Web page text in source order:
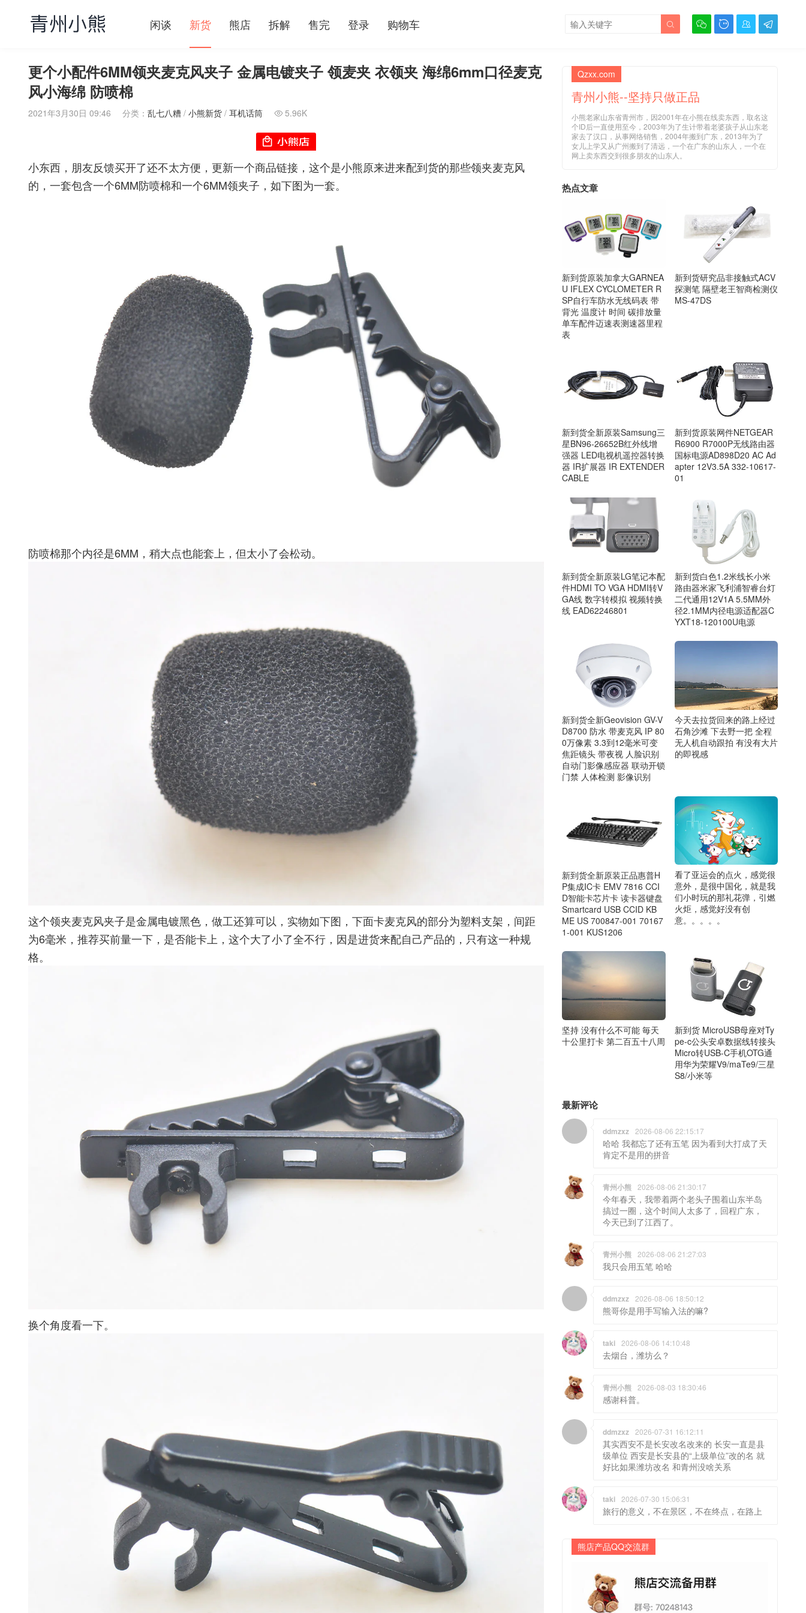
闲谈 新货 熊店 拆解 售完 登录 购物车    

更个小配件6MM领夹麦克风夹子 金属电镀夹子 领麦夹 衣领夹 海绵6mm口径麦克
风小海绵 防喷棉
2021年3月30日 09:46 分类： 乱七八糟 / 小熊新货 / 耳机话筒  5.96K
小东西，朋友反馈买开了还不太方便，更新一个商品链接，这个是小熊原来进来配到货的那些领夹麦克风
的，一套包含一个6MM防喷棉和一个6MM领夹子，如下图为一套。
防喷棉那个内径是6MM，稍大点也能套上，但太小了会松动。
这个领夹麦克风夹子是金属电镀黑色，做工还算可以，实物如下图，下面卡麦克风的部分为塑料支架，间距
为6毫米，推荐买前量一下，是否能卡上，这个大了小了全不行，因是进货来配自己产品的，只有这一种规
格。
换个角度看一下。
Qzxx.com
青州小熊--坚持只做正品
小熊老家山东省青州市，因2001年在小熊在线卖东西，取名这
个ID后一直使用至今，2003年为了生计带着老婆孩子从山东老
家去了汉口，从事网络销售，2004年搬到广东，2013年为了
女儿上学又从广州搬到了清远，一个在广东的山东人，一个在
网上卖东西交到很多朋友的山东人。
热点文章
新到货原装加拿大GARNEA
U IFLEX CYCLOMETER R
SP自行车防水无线码表 带
背光 温度计 时间 碳排放量
单车配件迈速表测速器里程
表
新到货研究品非接触式ACV
探测笔 隔壁老王智商检测仪
MS-47DS
新到货全新原装Samsung三
星BN96-26652B红外线增
强器 LED电视机遥控器转换
器 IR扩展器 IR EXTENDER
CABLE
新到货原装网件NETGEAR
R6900 R7000P无线路由器
国标电源AD898D20 AC Ad
apter 12V3.5A 332-10617-
01
新到货全新原装LG笔记本配
件HDMI TO VGA HDMI转V
GA线 数字转模拟 视频转换
线 EAD62246801
新到货白色1.2米线长小米
路由器米家飞利浦智睿台灯
二代通用12V1A 5.5MM外
径2.1MM内径电源适配器C
YXT18-120100U电源
新到货全新Geovision GV-V
D8700 防水 带麦克风 IP 80
0万像素 3.3到12毫米可变
焦距镜头 带夜视 人脸识别
自动门影像感应器 联动开锁
门禁 人体检测 影像识别
今天去拉货回来的路上经过
石角沙滩 下去野一把 全程
无人机自动跟拍 有没有大片
的即视感
新到货全新原装正品惠普H
P集成IC卡 EMV 7816 CCI
D智能卡芯片卡 读卡器键盘
Smartcard USB CCID KB
ME US 700847-001 70167
1-001 KUS1206
看了亚运会的点火，感觉很
意外，是很中国化，就是我
们小时玩的那礼花弹，引燃
火炬，感觉好没有创
意。。。。。
坚持 没有什么不可能 毎天
十公里打卡 第二百五十八周
新到货 MicroUSB母座对Ty
pe-c公头安卓数据线转接头
Micro转USB-C手机OTG通
用华为荣耀V9/maTe9/三星
S8/小米等
最新评论
ddmzxz 2026-08-06 22:15:17
哈哈 我都忘了还有五笔 因为看到大打成了天
肯定不是用的拼音
青州小熊 2026-08-06 21:30:17
今年春天，我带着两个老头子围着山东半岛
搞过一圈，这个时间人太多了，回程广东，
今天已到了江西了。
青州小熊 2026-08-06 21:27:03
我只会用五笔 哈哈
ddmzxz 2026-08-06 18:50:12
熊哥你是用手写输入法的嘛?
taki 2026-08-06 14:10:48
去烟台，潍坊么？
青州小熊 2026-08-03 18:30:46
感谢科普。
ddmzxz 2026-07-31 16:12:11
其实西安不是长安改名改来的 长安一直是县
级单位 西安是长安县的“上级单位”改的名 就
好比如果潍坊改名 和青州没啥关系
taki 2026-07-30 15:06:31
旅行的意义，不在景区，不在终点，在路上
熊店产品QQ交流群